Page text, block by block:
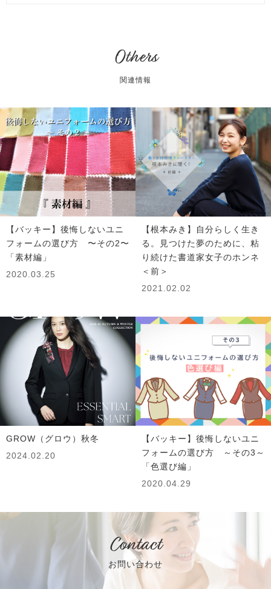
Others
関連情報
【バッキー】後悔しないユニ
フォームの選び方 〜その2〜
「素材編」
2020.03.25
【根本みき】自分らしく生き
る。見つけた夢のために、粘
り続けた書道家女子のホンネ
＜前＞
2021.02.02
GROW（グロウ）秋冬
2024.02.20
【バッキー】後悔しないユニ
フォームの選び方 ～その3～
「色選び編」
2020.04.29
Contact
お問い合わせ